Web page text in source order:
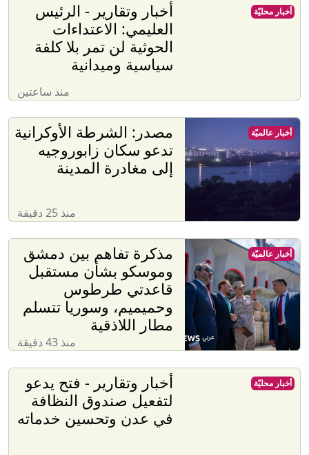
أخبار وتقارير - الرئيس
العليمي: الاعتداءات
الحوثية لن تمر بلا كلفة
سياسية وميدانية
منذ ساعتين
أخبار محليّة
مصدر: الشرطة الأوكرانية
تدعو سكان زابوروجيه
إلى مغادرة المدينة
منذ 25 دقيقة
أخبار عالميّة
مذكرة تفاهم بين دمشق
وموسكو بشأن مستقبل
قاعدتي طرطوس
وحميميم، وسوريا تتسلم
مطار اللاذقية
منذ 43 دقيقة
أخبار عالميّة
أخبار وتقارير - فتح يدعو
لتفعيل صندوق النظافة
في عدن وتحسين خدماته
أخبار محليّة